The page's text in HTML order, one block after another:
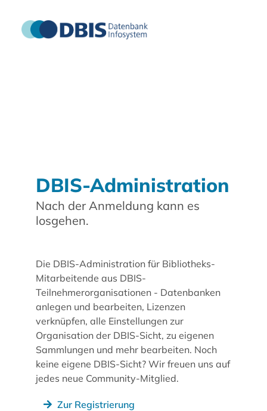
DBIS-Administration
Nach der Anmeldung kann es
losgehen.
Die DBIS-Administration für Bibliotheks-
Mitarbeitende aus DBIS-
Teilnehmerorganisationen - Datenbanken
anlegen und bearbeiten, Lizenzen
verknüpfen, alle Einstellungen zur
Organisation der DBIS-Sicht, zu eigenen
Sammlungen und mehr bearbeiten. Noch
keine eigene DBIS-Sicht? Wir freuen uns auf
jedes neue Community-Mitglied.
Zur Registrierung